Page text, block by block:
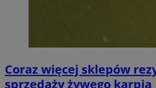
Coraz więcej sklepów
sprzedaży żywego karpia